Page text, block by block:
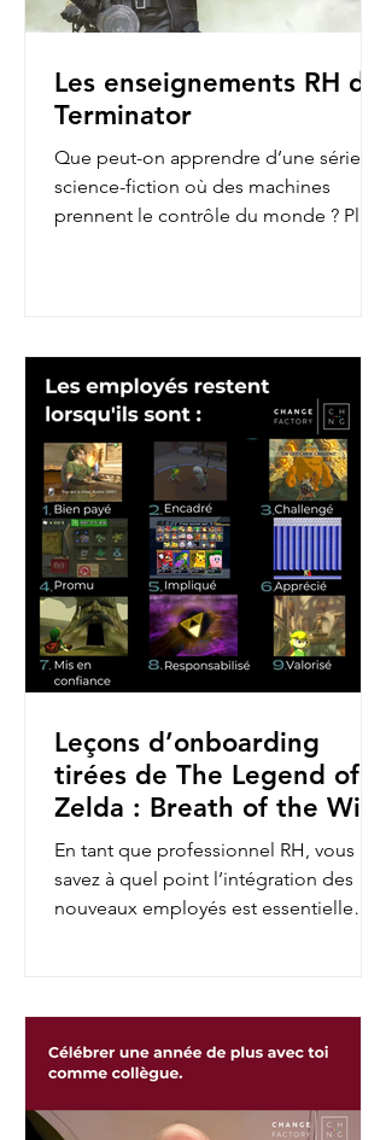
Les enseignements RH de
Terminator
Que peut-on apprendre d’une série de
science-fiction où des machines
prennent le contrôle du monde ? Plus
Leçons d’onboarding
tirées de The Legend of
Zelda : Breath of the Wild
En tant que professionnel RH, vous
savez à quel point l’intégration des
nouveaux employés est essentielle